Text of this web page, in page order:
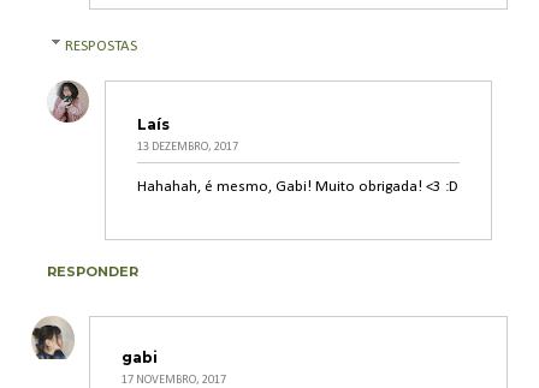
RESPOSTAS
Laís
13 DEZEMBRO, 2017
Hahahah, é mesmo, Gabi! Muito obrigada! <3 :D
RESPONDER
gabi
17 NOVEMBRO, 2017